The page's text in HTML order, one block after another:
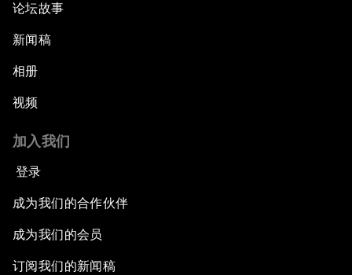
论坛故事
新闻稿
相册
视频
加入我们
登录
成为我们的合作伙伴
成为我们的会员
订阅我们的新闻稿